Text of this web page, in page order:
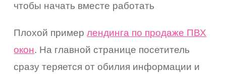
чтобы начать вместе работать
Плохой примерлендинга по продаже ПВХ
окон. На главной странице посетитель
сразу теряется от обилия информации и